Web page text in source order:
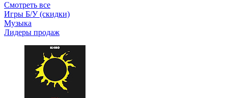
Смотреть все
Игры Б/У (скидки)
Музыка
Лидеры продаж